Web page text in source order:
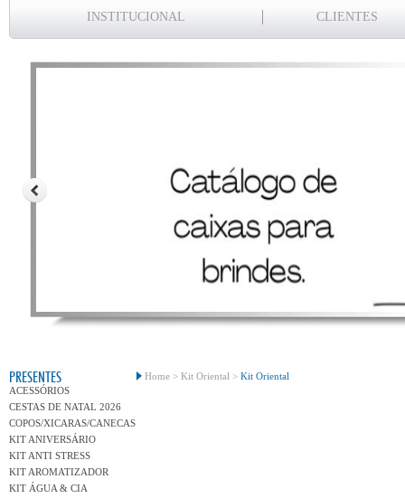
INSTITUCIONAL CLIENTES
PRESENTES
ACESSÓRIOS
CESTAS DE NATAL 2026
COPOS/XICARAS/CANECAS
KIT ANIVERSÁRIO
KIT ANTI STRESS
KIT AROMATIZADOR
KIT ÁGUA & CIA
Home > Kit Oriental > Kit Oriental